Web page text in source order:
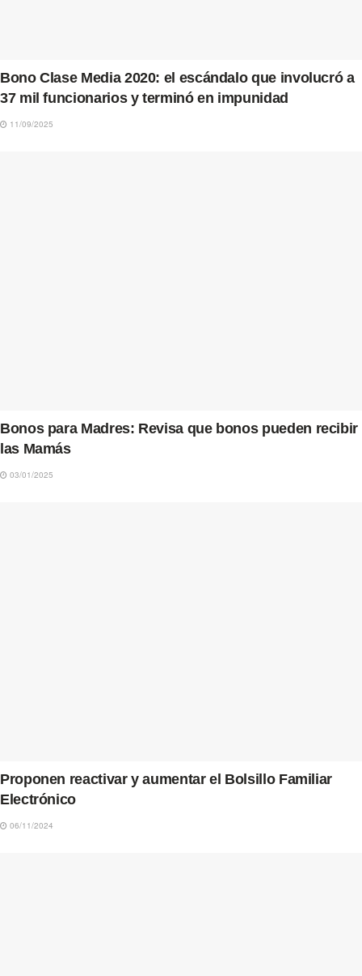
Bono Clase Media 2020: el escándalo que involucró a
37 mil funcionarios y terminó en impunidad
11/09/2025
Bonos para Madres: Revisa que bonos pueden recibir
las Mamás
03/01/2025
Proponen reactivar y aumentar el Bolsillo Familiar
Electrónico
06/11/2024